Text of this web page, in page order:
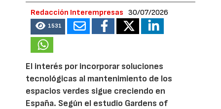
Redacción Interempresas 30/07/2026
1531
El interés por incorporar soluciones
tecnológicas al mantenimiento de los
espacios verdes sigue creciendo en
España. Según el estudio Gardens of